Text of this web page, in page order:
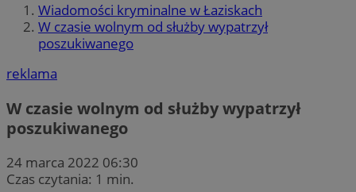
Wiadomości kryminalne w Łaziskach
W czasie wolnym od służby wypatrzył
poszukiwanego
reklama
W czasie wolnym od służby wypatrzył
poszukiwanego
24 marca 2022 06:30
Czas czytania: 1 min.